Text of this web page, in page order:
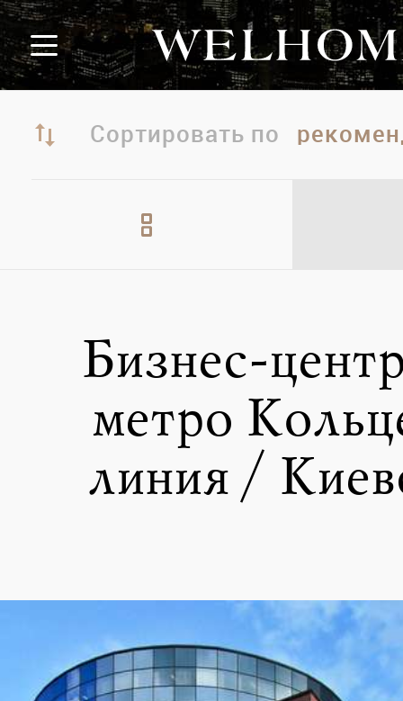
Сортировать по
Бизнес-
метро
линия /